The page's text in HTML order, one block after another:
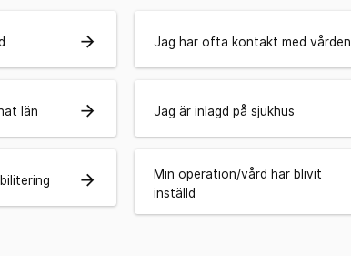
arrow_forward Jag har ofta kontakt med vården
län arrow_forward Jag är inlagd på sjukhus
arrow_forward
Min operation/vård har blivit
inställd